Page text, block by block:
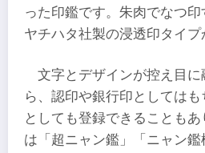
った印鑑です。朱肉でなつ
ヤチハタ社製の浸透印タイプ
文字とデザインが控え目
ら、認印や銀行印としては
としても登録できることも
は「超ニャン鑑」「ニャン